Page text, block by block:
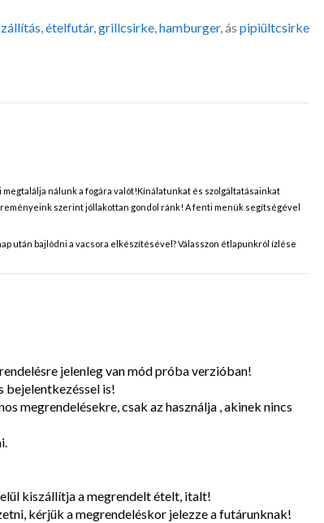
,ételfutár,grillcsirke,hamburger, ás pipiültcsirke
nálunk a fogára valót!Kínálatunkat és szolgáltatásainkat
szerint jóllakottan gondol ránk! A fenti menük segítségével
után bajlódni a vacsora elkészítésével? Válasszon étlapunkról ízlése
jelenleg van mód próba verzióban!
bejelentkezéssel is!
megrendelésekre, csak az használja , akinek nincs
kiszállítja a megrendelt ételt, italt!
kérjük a megrendeléskor jelezze a futárunknak!